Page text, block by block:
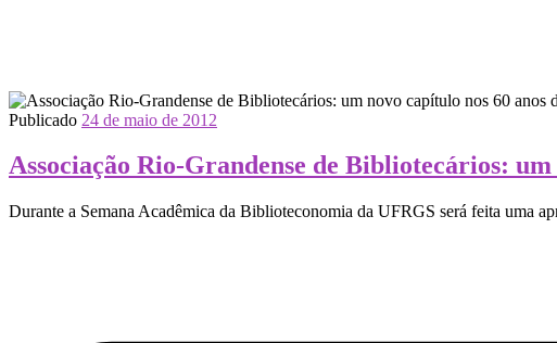
Publicado 24 de maio de 2012
Associação Rio-Grandense de Bibliotecários:
Durante a Semana Acadêmica da Biblioteconomia da UFRGS será feita uma